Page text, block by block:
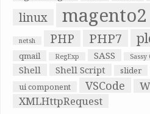
linux magento2
netsh PHP PHP7
qmail RegExp SASS Sassy
Shell Shell Script slider
ui component VSCode
XMLHttpRequest